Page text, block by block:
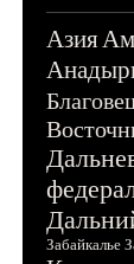
Азия
Забайкалье